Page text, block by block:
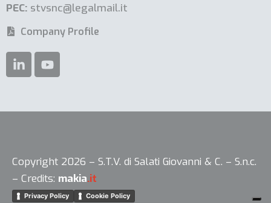
PEC: stvsnc@legalmail.it
Company Profile
Copyright 2026 – S.T.V. di Salati Giovanni & C. – S.n.c.
– Credits: makia.it
Privacy Policy Cookie Policy
Informativa sulla raccolta